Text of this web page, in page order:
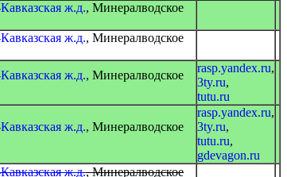
ж.д., Минералводское
ж.д., Минералводское
ж.д., Минералводское
rasp.yandex.ru,
3ty.ru,
tutu.ru
ж.д., Минералводское
rasp.yandex.ru,
3ty.ru,
tutu.ru,
gdevagon.ru
ж.д., Минералводское